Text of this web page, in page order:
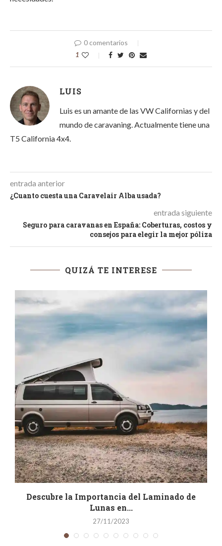
0 comentarios
1
LUIS
Luis es un amante de las VW Californias y del
mundo de caravaning. Actualmente tiene una
T5 California 4x4.
entrada anterior
¿Cuanto cuesta una Caravelair Alba usada?
entrada siguiente
Seguro para caravanas en España: Coberturas, costos y
consejos para elegir la mejor póliza
QUIZÁ TE INTERESE
Descubre la Importancia del Laminado de
Lunas en...
27/11/2023